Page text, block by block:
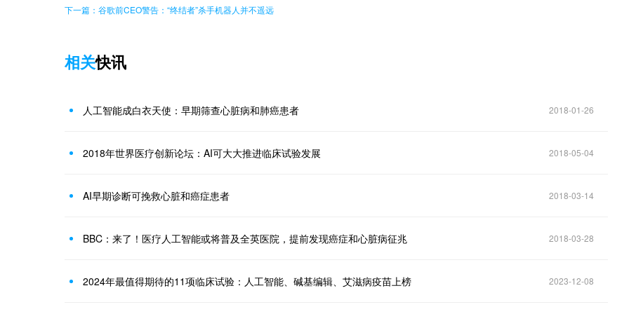
下一篇：谷歌前CEO警告：“终结者”杀手机器人并不遥远
相关快讯
人工智能成白衣天使：早期筛查心脏病和肺癌患者 2018-01-26
2018年世界医疗创新论坛：AI可大大推进临床试验发展 2018-05-04
AI早期诊断可挽救心脏和癌症患者 2018-03-14
BBC：来了！医疗人工智能或将普及全英医院，提前发现癌症和心脏病征兆 2018-03-28
2024年最值得期待的11项临床试验：人工智能、碱基编辑、艾滋病疫苗上榜 2023-12-08